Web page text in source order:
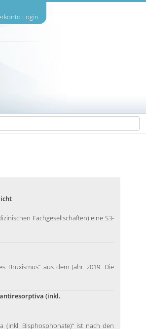
Login
Fachgesellschaften) eine S3-
Bruxismus“ aus dem Jahr 2019. Die
(inkl.
(inkl. Bisphosphonate)“ ist nach den